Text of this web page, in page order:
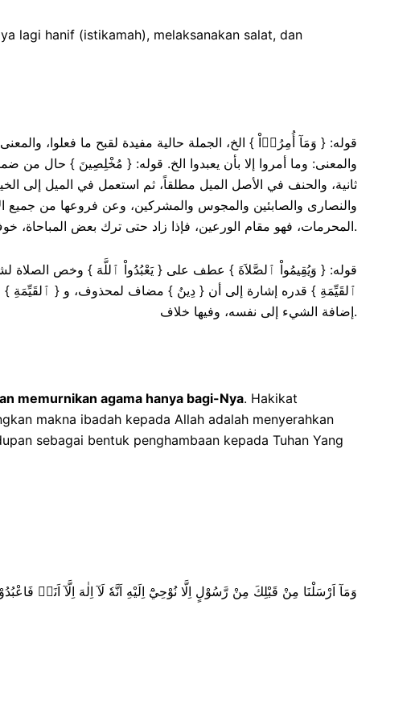
lagi hanif (istikamah), melaksanakan salat, dan
قوله: { وَمَآ أُمِرُوۤاْ } الخ، الجملة حالية مفيدة لقبح ما فعلوا، والمعنى:
والمعنى: وما أمروا إلا بأن يعبدوا الخ. قوله: { مُخْلِصِينَ } حال من
ثانية، والحنف في الأصل الميل مطلقاً، ثم استعمل في الميل إلى
والنصارى والصابئين والمجوس والمشركين، وعن فروعها من جميع
المحرمات، فهو مقام الورعين، فإذا زاد حتى ترك بعض المباحاة، خوف الوقوع في الشبهات، فهو مقام الأورع والزاهد، فالآية جامعة لذلك كله.
قوله: { وَيُقِيمُواْ ٱلصَّلاَةَ } عطف على { يَعْبُدُواْ ٱللَّهَ } وخص الصلاة
ٱلقَيِّمَةِ } قدره إشارة إلى أن { دِينُ } مضاف لمحذوف، و { ٱلقَيِّمَةِ
إضافة الشيء إلى نفسه، وفيها خلاف.
memurnikan agama hanya bagi-Nya. Hakikat
makna ibadah kepada Allah adalah menyerahkan
sebagai bentuk penghambaan kepada Tuhan Yang
وَمَآ اَرْسَلْنَا مِنْ قَبْلِكَ مِنْ رَّسُوْلٍ اِلَّا نُوْحِيْٓ اِلَيْهِ اَنَّهٗ لَآ اِلٰهَ اِلَّآ اَنَا۠